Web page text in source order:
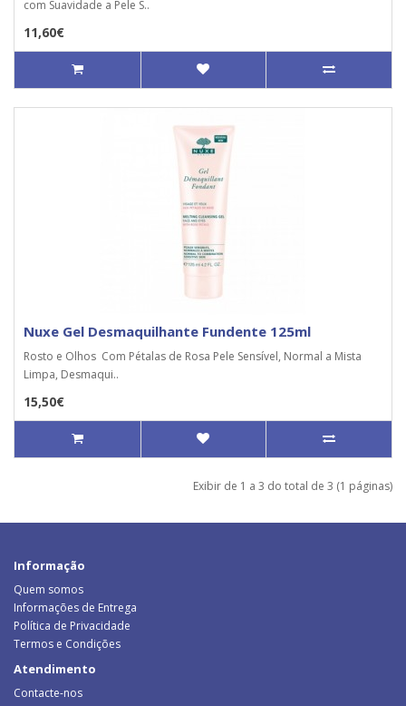
com Suavidade a Pele S..
11,60€
Nuxe Gel Desmaquilhante Fundente 125ml
Rosto e Olhos Com Pétalas de Rosa Pele Sensível, Normal a Mista
Limpa, Desmaqui..
15,50€
Exibir de 1 a 3 do total de 3 (1 páginas)
Informação
Quem somos
Informações de Entrega
Política de Privacidade
Termos e Condições
Atendimento
Contacte-nos